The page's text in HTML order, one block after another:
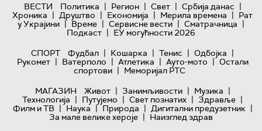
ВЕСТИ Политика | Регион | Свет | Србија данас |
Хроника | Друштво | Економија | Мерила времена | Рат
у Украјини | Време | Сервисне вести | Сматрачница |
Подкаст | ЕУ могућности 2026
СПОРТ
Фудбал | Кошарка | Тенис | Одбојка |
Рукомет | Ватерполо | Атлетика | Ауто-мото | Остали
спортови | Меморијал РТС
МАГАЗИН
Живот | Занимљивости | Музика |
Технологијa | Путујемо | Свет познатих | Здравље |
Филм и ТВ | Наука | Природа | Дигитални предузетник |
За мале велике хероје | Наизглед здрав